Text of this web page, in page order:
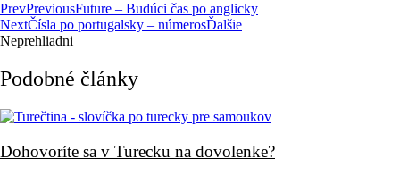
PrevPreviousFuture – Budúci čas po anglicky
NextČísla po portugalsky – númerosĎalšie
Neprehliadni
Podobné články
Dohovoríte sa v Turecku na dovolenke?